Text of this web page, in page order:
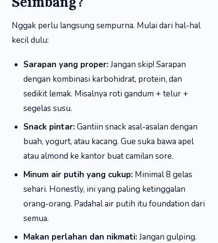
Nggak perlu langsung sempurna. Mulai dari hal-hal
kecil dulu:
Sarapan yang proper:Jangan skip! Sarapan
dengan kombinasi karbohidrat, protein, dan
sedikit lemak. Misalnya roti gandum + telur +
segelas susu.
Snack pintar:Gantiin snack asal-asalan dengan
buah, yogurt, atau kacang. Gue suka bawa apel
atau almond ke kantor buat camilan sore.
Minum air putih yang cukup: Minimal 8 gelas
sehari. Honestly, ini yang paling ketinggalan
orang-orang. Padahal air putih itu foundation dari
semua.
Makan perlahan dan nikmati:Jangan gulping.